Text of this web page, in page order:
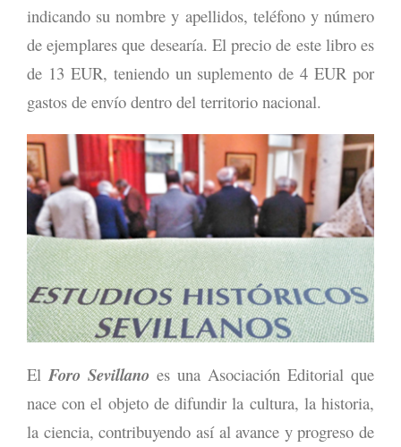
indicando su nombre y apellidos, teléfono y número
de ejemplares que desearía. El precio de este libro es
de 13 EUR, teniendo un suplemento de 4 EUR por
gastos de envío dentro del territorio nacional.
El Foro Sevillano es una Asociación Editorial que
nace con el objeto de difundir la cultura, la historia,
la ciencia, contribuyendo así al avance y progreso de